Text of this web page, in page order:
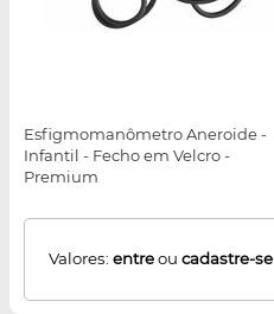
Esfigmomanômetro Aneroide -
Infantil - Fecho em Velcro -
Premium
Valores: entreou cadastre-se